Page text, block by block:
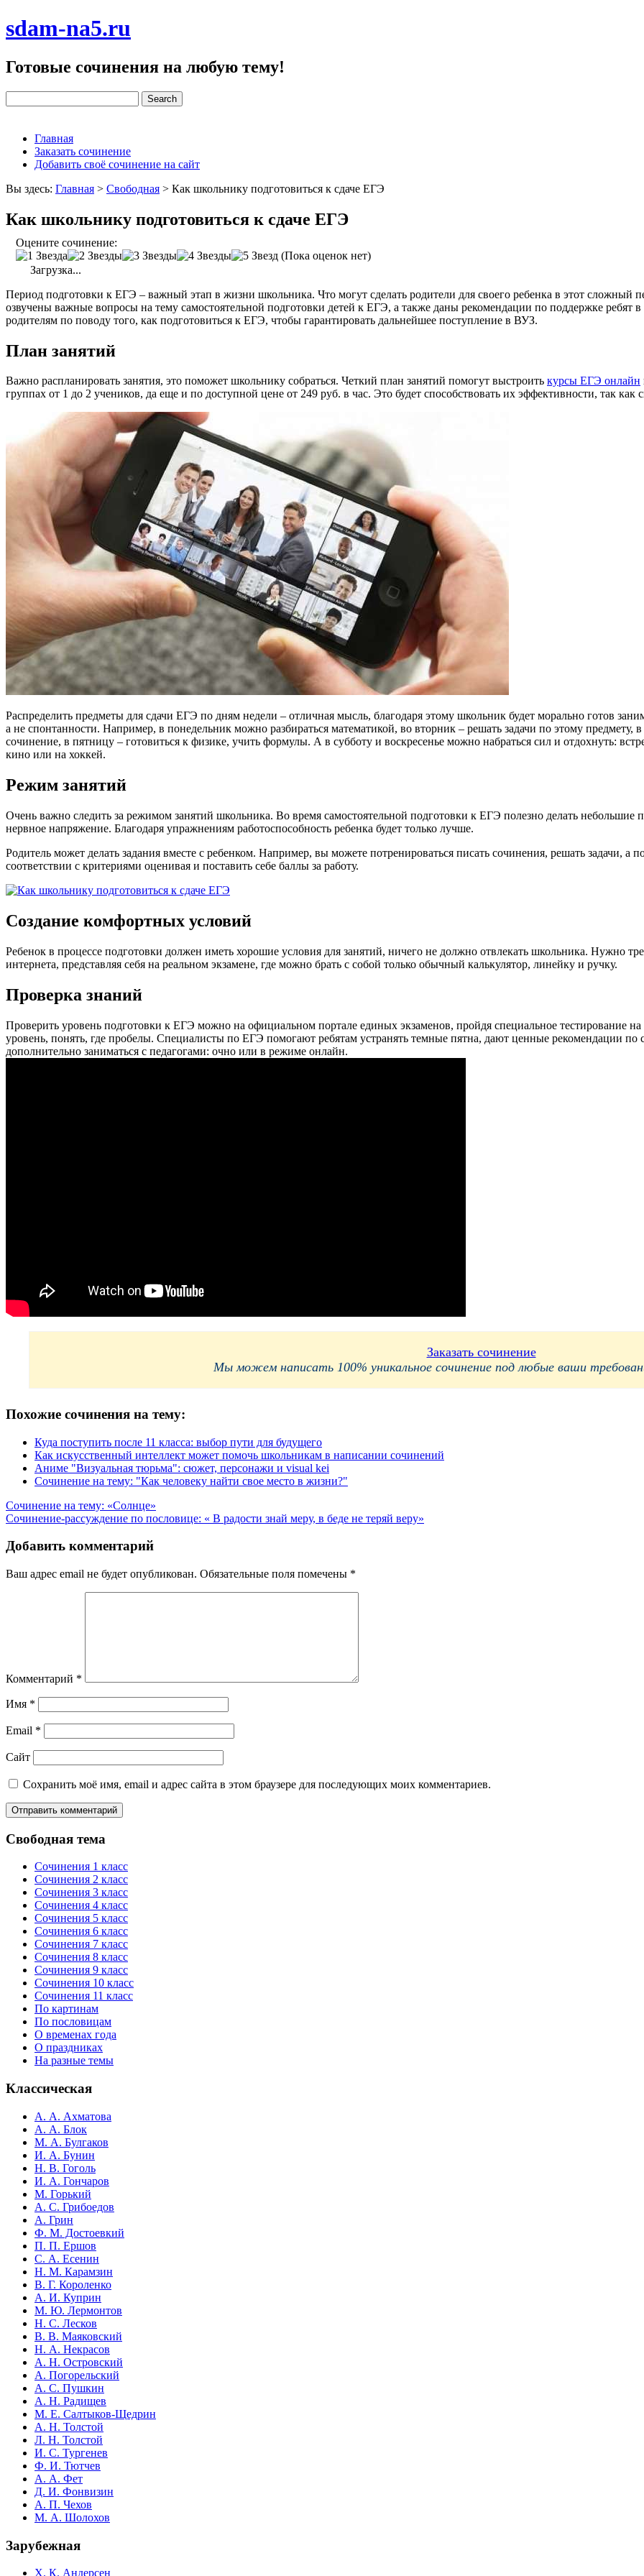
sdam-na5.ru
Готовые сочинения на любую тему!
Главная
Заказать сочинение
Добавить своё сочинение на сайт
Вы здесь: Главная > Свободная > Как школьнику подготовиться к сдаче ЕГЭ
Как школьнику подготовиться к сдаче ЕГЭ
Оцените сочинение:
(Пока оценок нет)
Загрузка...
Период подготовки к ЕГЭ – важный этап в жизни школьника. Что могут сделать родители для своего ребенка в этот сложный
озвучены важные вопросы на тему самостоятельной подготовки детей к ЕГЭ, а также даны рекомендации по поддержке ребят
родителям по поводу того, как подготовиться к ЕГЭ, чтобы гарантировать дальнейшее поступление в ВУЗ.
План занятий
Важно распланировать занятия, это поможет школьнику собраться. Четкий план занятий помогут выстроить курсы ЕГЭ онлайн
группах от 1 до 2 учеников, да еще и по доступной цене от 249 руб. в час. Это будет способствовать их эффективности, так как
Распределить предметы для сдачи ЕГЭ по дням недели – отличная мысль, благодаря этому школьник будет морально готов
а не спонтанности. Например, в понедельник можно разбираться математикой, во вторник – решать задачи по этому предмету, в
сочинение, в пятницу – готовиться к физике, учить формулы. А в субботу и воскресенье можно набраться сил и отдохнуть:
кино или на хоккей.
Режим занятий
Очень важно следить за режимом занятий школьника. Во время самостоятельной подготовки к ЕГЭ полезно делать
нервное напряжение. Благодаря упражнениям работоспособность ребенка будет только лучше.
Родитель может делать задания вместе с ребенком. Например, вы можете потренироваться писать сочинения, решать задачи, а
соответствии с критериями оценивая и поставить себе баллы за работу.
Создание комфортных условий
Ребенок в процессе подготовки должен иметь хорошие условия для занятий, ничего не должно отвлекать школьника. Нужно
интернета, представляя себя на реальном экзамене, где можно брать с собой только обычный калькулятор, линейку и ручку.
Проверка знаний
Проверить уровень подготовки к ЕГЭ можно на официальном портале единых экзаменов, пройдя специальное тестирование
уровень, понять, где пробелы. Специалисты по ЕГЭ помогают ребятам устранять темные пятна, дают ценные рекомендации
дополнительно заниматься с педагогами: очно или в режиме онлайн.
Заказать сочинение
Мы можем написать 100% уникальное сочинение под любые ваши
Похожие сочинения на тему:
Куда поступить после 11 класса: выбор пути для будущего
Как искусственный интеллект может помочь школьникам в написании сочинений
Аниме "Визуальная тюрьма": сюжет, персонажи и visual kei
Сочинение на тему: "Как человеку найти свое место в жизни?"
Навигация
по
записям
Сочинение на тему: «Солнце»
Сочинение-рассуждение по пословице: « В радости знай меру, в беде не теряй веру»
Добавить комментарий
Ваш адрес email не будет опубликован. Обязательные поля помечены *
Комментарий *
Имя *
Email *
Сайт
Сохранить моё имя, email и адрес сайта в этом браузере для последующих моих комментариев.
Свободная тема
Сочинения 1 класс
Сочинения 2 класс
Сочинения 3 класс
Сочинения 4 класс
Сочинения 5 класс
Сочинения 6 класс
Сочинения 7 класс
Сочинения 8 класс
Сочинения 9 класс
Сочинения 10 класс
Сочинения 11 класс
По картинам
По пословицам
О временах года
О праздниках
На разные темы
Классическая
А. А. Ахматова
А. А. Блок
М. А. Булгаков
И. А. Бунин
Н. В. Гоголь
И. А. Гончаров
М. Горький
А. С. Грибоедов
А. Грин
Ф. М. Достоевкий
П. П. Ершов
С. А. Есенин
Н. М. Карамзин
В. Г. Короленко
А. И. Куприн
М. Ю. Лермонтов
Н. С. Лесков
В. В. Маяковский
Н. А. Некрасов
А. Н. Островский
А. Погорельский
А. С. Пушкин
А. Н. Радищев
М. Е. Салтыков-Щедрин
А. Н. Толстой
Л. Н. Толстой
И. С. Тургенев
Ф. И. Тютчев
А. А. Фет
Д. И. Фонвизин
А. П. Чехов
М. А. Шолохов
Зарубежная
Х. К. Андерсен